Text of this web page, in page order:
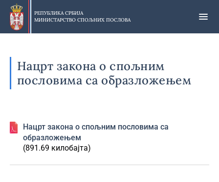
Прескочи
главни
део
РЕПУБЛИКА СРБИЈА
МИНИСТАРСТВО СПОЉНИХ ПОСЛОВА
Нацрт закона о спољним
пословима са образложењем
Нацрт закона о спољним пословима са
образложењем
(891.69 килобајта)